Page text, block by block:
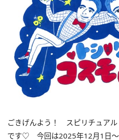
ごきげんよう！ スピリチュアル
です♡ 今回は2025年12月1 日〜